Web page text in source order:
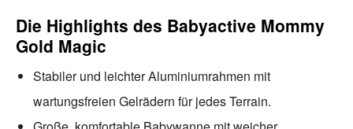
Die Highlights des Babyactive Mommy
Gold Magic
Stabiler und leichter Aluminiumrahmen mit
wartungsfreien Gelrädern für jedes Terrain.